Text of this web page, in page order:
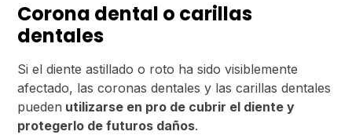
Corona dental o carillas
dentales
Si el diente astillado o roto ha sido visiblemente
afectado, las coronas dentales y las carillas dentales
pueden utilizarse en pro de cubrir el diente y
protegerlo de futuros daños.